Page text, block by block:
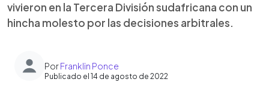
vivieron en la Tercera División sudafricana con un
hincha molesto por las decisiones arbitrales.
PorFranklin Ponce
Publicado el 14 de agosto de 2022